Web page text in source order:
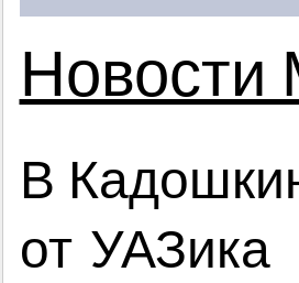
Новости
В
от УАЗика